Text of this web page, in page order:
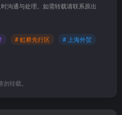
沟通与处理。如需转载请联系原出
# 虹桥先行区
# 上海外贸
转载。